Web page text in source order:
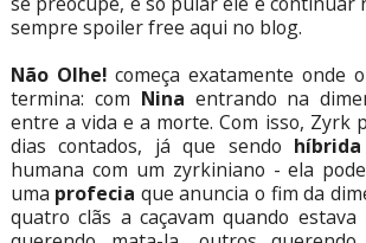
sempre spoiler free aqui no blog.
Não Olhe!começa exatamente onde
termina: com Nina entrando na
entre a vida e a morte. Com isso, Zyrk
dias contados, já que sendo híbrida
humana com um zyrkiniano - ela
uma profecia que anuncia o fim da
quatro clãs a caçavam quando